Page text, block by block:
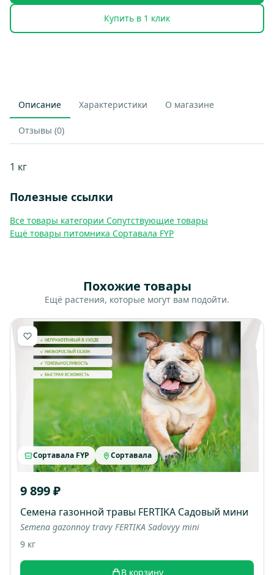
Купить в 1 клик
Описание Характеристики О магазине
Отзывы (0)
1 кг
Полезные ссылки
Все товары категории Сопутствующие товары
Ещё товары питомника Сортавала FYP
Похожие товары
Ещё растения, которые могут вам подойти.
Сортавала FYP Сортавала
9 899 ₽
Семена газонной травы FERTIKA Садовый мини
Semena gazonnoy travy FERTIKA Sadovyy mini
9 кг
В корзину